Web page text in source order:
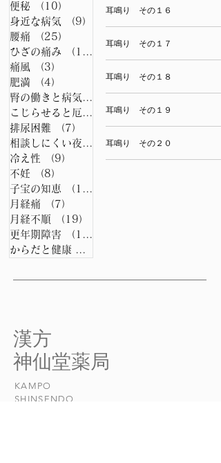
便秘
（10）
10件の記事
身近な病気
（9）
腰痛
（25）
ひざの痛み
（11）
痛風
（3）
肥満
（4）
4件の記事
腎の働きと病気（15）
こじらせると厄介な膀胱炎
（20）
排尿困難
（7）
7件の記事
相談しにくい夜尿症
（6）
6件の記事
冷え性
（9）
9件の記事
不妊
（8）
子宝の知恵
（15）
月経痛
（7）
月経不順
（19）
更年期障害
（15）
からだと健康 （0）
耳鳴り その１６
耳鳴り その１７
耳鳴り その１８
耳鳴り その１９
耳鳴り その２０
​漢方
​神仙堂薬局
KAMPO
​SHINSENDO